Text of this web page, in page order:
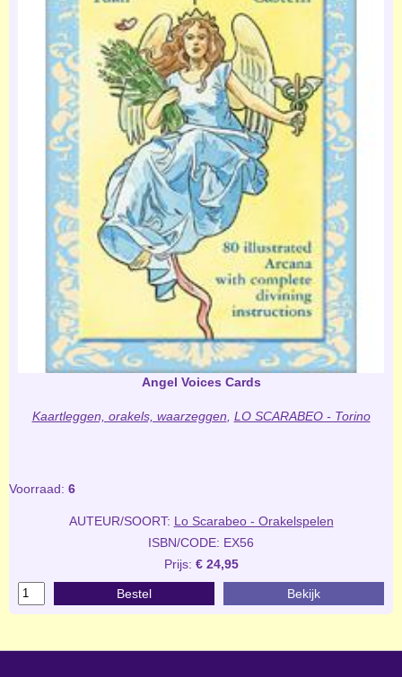
Angel Voices Cards
Kaartleggen, orakels, waarzeggen, LO SCARABEO - Torino
Voorraad: 6
AUTEUR/SOORT: Lo Scarabeo - Orakelspelen
ISBN/CODE: EX56
Prijs: € 24,95
Bestel Bekijk